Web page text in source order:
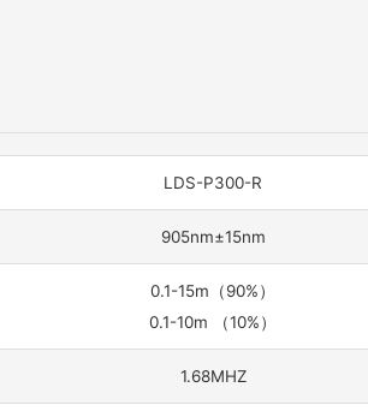
LDS-P300-R
905nm±15nm
0.1-15m（90%）
0.1-10m （10%）
1.68MHZ